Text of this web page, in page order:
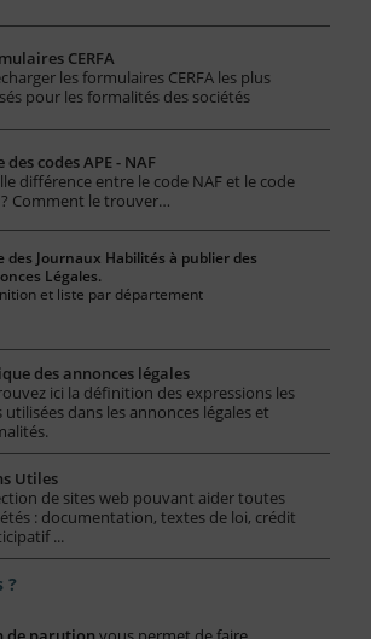
CERFA
les formulaires CERFA les plus
pour les formalités des sociétés
des codes APE - NAF
différence entre le code NAF et le code
? Comment le trouver…
des Journaux Habilités à publier des
Légales.
et liste par département
des annonces légales
ici la définition des expressions les
utilisées dans les annonces légales et
Utiles
de sites web pouvant aider toutes
: documentation, textes de loi, crédit
...
?